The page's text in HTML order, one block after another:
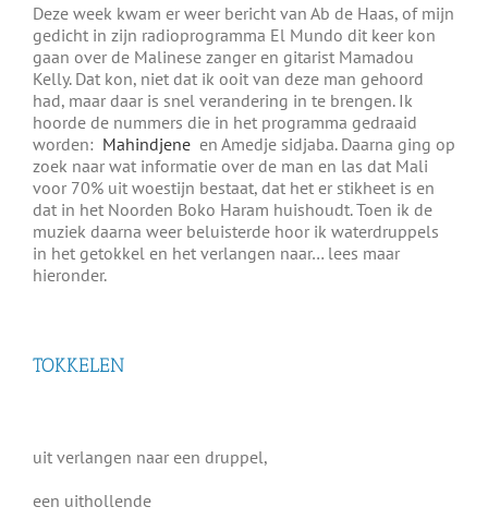
Deze week kwam er weer bericht van Ab de Haas, of mijn
gedicht in zijn radioprogramma El Mundo dit keer kon
gaan over de Malinese zanger en gitarist Mamadou
Kelly. Dat kon, niet dat ik ooit van deze man gehoord
had, maar daar is snel verandering in te brengen. Ik
hoorde de nummers die in het programma gedraaid
worden: Mahindjene en Amedje sidjaba. Daarna ging op
zoek naar wat informatie over de man en las dat Mali
voor 70% uit woestijn bestaat, dat het er stikheet is en
dat in het Noorden Boko Haram huishoudt. Toen ik de
muziek daarna weer beluisterde hoor ik waterdruppels
in het getokkel en het verlangen naar… lees maar
hieronder.
TOKKELEN
uit verlangen naar een druppel,
een uithollende